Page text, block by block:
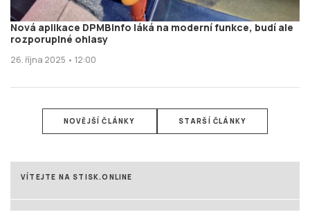
Nová aplikace DPMBinfo láká na moderní funkce, budí ale
rozporuplné ohlasy
26. října 2025 • 12:00
NOVĚJŠÍ ČLÁNKY STARŠÍ ČLÁNKY
VÍTEJTE NA STISK.ONLINE